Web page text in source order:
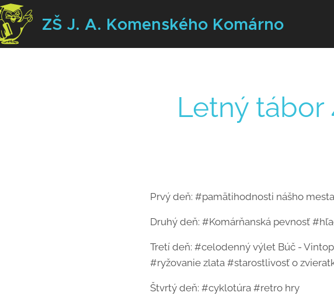
ZŠ J. A. Komenského Komárno
Letný tábor
Prvý deň: #pamätihodnosti nášho
Druhý deň: #Komárňanská pevnosť
Tretí deň: #celodenný výlet Búč -
#ryžovanie zlata #starostlivosť o
Štvrtý deň: #cyklotúra #retro hry